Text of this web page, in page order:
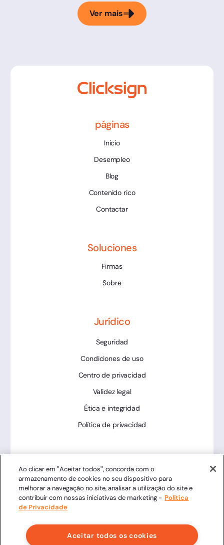
Ver mais
páginas
Inicio
Desempleo
Blog
Contenido rico
Contactar
Soluciones
Firmas
Sobre
Jurídico
Seguridad
Condiciones de uso
Centro de privacidad
Validez legal
Ética e integridad
Política de privacidad
Herramientas
Estado de la plataforma
Ao clicar em "Aceitar todos", concorda com o
armazenamento de cookies no seu dispositivo para
melhorar a navegação no site, analisar a utilização do site e
contribuir com nossas iniciativas de marketing - Política
de Privacidade
Aceitar todos os cookies